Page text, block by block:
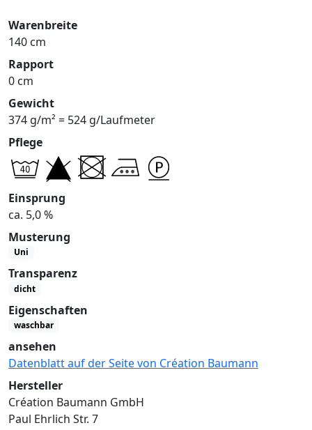
Warenbreite
140 cm
Rapport
0 cm
Gewicht
374 g/m² = 524 g/Laufmeter
Pflege
Einsprung
ca. 5,0 %
Musterung
Uni
Transparenz
dicht
Eigenschaften
waschbar
ansehen
Datenblatt auf der Seite von Création Baumann
Hersteller
Création Baumann GmbH
Paul Ehrlich Str. 7